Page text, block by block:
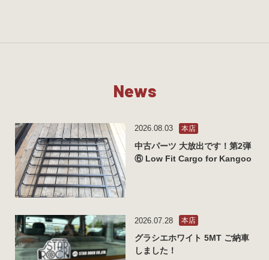
News
2026.08.03 本店
中古パーツ 大放出です！第2弾
⑥ Low Fit Cargo for Kangoo
2026.07.28 本店
グラシエホワイト 5MT ご納車
しました！